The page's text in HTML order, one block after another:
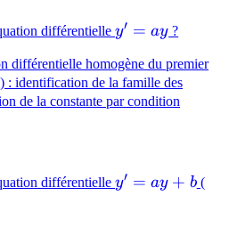
différentielle y'
ay
y′ = ay ?
différentielle homogène du premier
: identification de la famille des
de la constante par condition
différentielle y'
y′ = ay + b(a